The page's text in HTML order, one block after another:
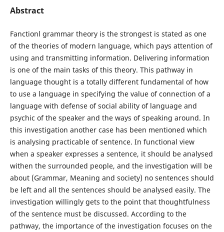
Abstract
Fanctionl grammar theory is the strongest is stated as one
of the theories of modern language, which pays attention of
using and transmitting information. Delivering information
is one of the main tasks of this theory. This pathway in
language thought is a totally different fundamental of how
to use a language in specifying the value of connection of a
language with defense of social ability of language and
psychic of the speaker and the ways of speaking around. In
this investigation another case has been mentioned which
is analysing practicable of sentence. In functional view
when a speaker expresses a sentence, it should be analysed
withen the surrounded people, and the investigation will be
about (Grammar, Meaning and society) no sentences should
be left and all the sentences should be analysed easily. The
investigation willingly gets to the point that thoughtfulness
of the sentence must be discussed. According to the
pathway, the importance of the investigation focuses on the